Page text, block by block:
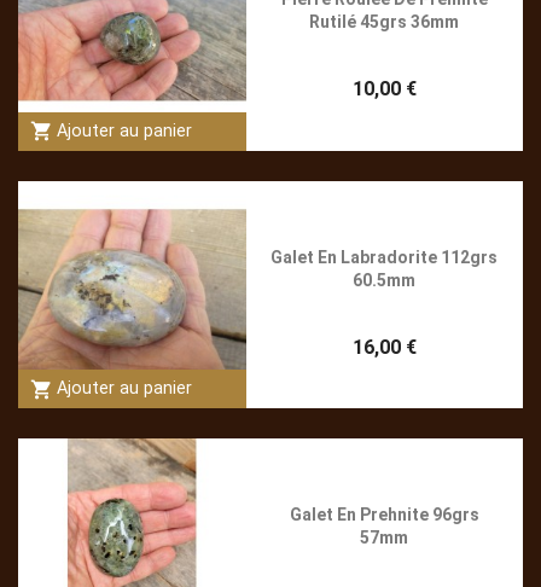
shopping_cart Ajouter au panier
Rutilé 45grs 36mm
10,00 €
shopping_cart Ajouter au panier
Galet En Labradorite 112grs
60.5mm
16,00 €
Galet En Prehnite 96grs
57mm